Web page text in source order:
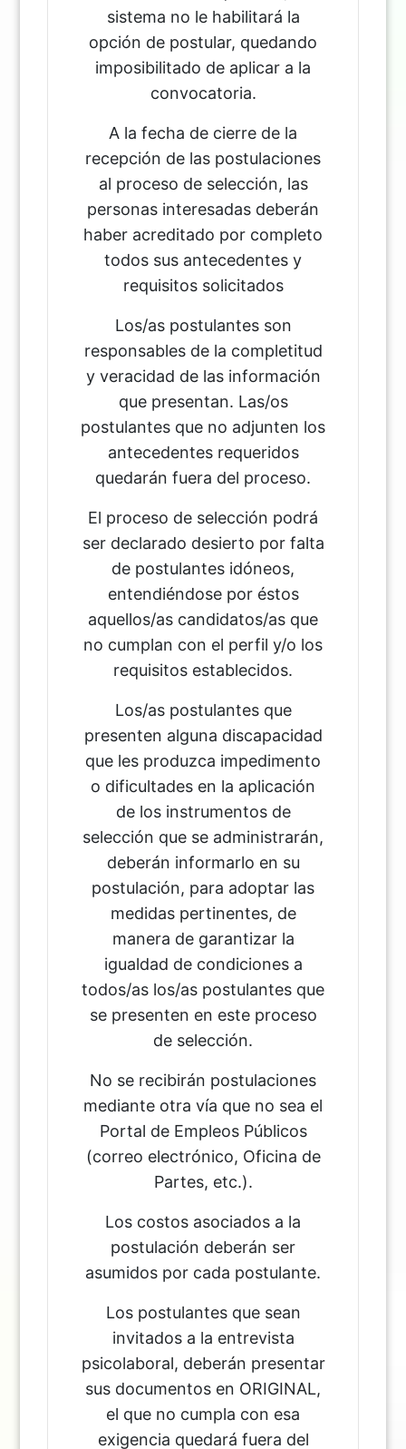
sistema no le habilitará la
opción de postular, quedando
imposibilitado de aplicar a la
convocatoria.
A la fecha de cierre de la
recepción de las postulaciones
al proceso de selección, las
personas interesadas deberán
haber acreditado por completo
todos sus antecedentes y
requisitos solicitados
Los/as postulantes son
responsables de la completitud
y veracidad de las información
que presentan. Las/os
postulantes que no adjunten los
antecedentes requeridos
quedarán fuera del proceso.
El proceso de selección podrá
ser declarado desierto por falta
de postulantes idóneos,
entendiéndose por éstos
aquellos/as candidatos/as que
no cumplan con el perfil y/o los
requisitos establecidos.
Los/as postulantes que
presenten alguna discapacidad
que les produzca impedimento
o dificultades en la aplicación
de los instrumentos de
selección que se administrarán,
deberán informarlo en su
postulación, para adoptar las
medidas pertinentes, de
manera de garantizar la
igualdad de condiciones a
todos/as los/as postulantes que
se presenten en este proceso
de selección.
No se recibirán postulaciones
mediante otra vía que no sea el
Portal de Empleos Públicos
(correo electrónico, Oficina de
Partes, etc.).
Los costos asociados a la
postulación deberán ser
asumidos por cada postulante.
Los postulantes que sean
invitados a la entrevista
psicolaboral, deberán presentar
sus documentos en ORIGINAL,
el que no cumpla con esa
exigencia quedará fuera del